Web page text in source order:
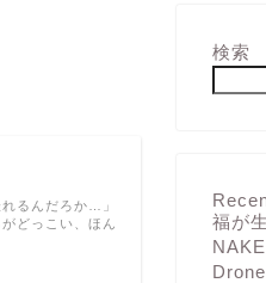
るんだろか…」
どっこい、ほん
検索
福が